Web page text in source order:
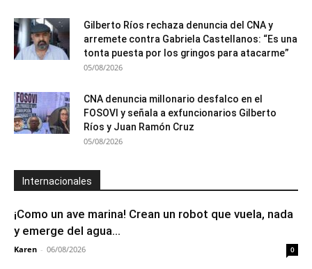
Gilberto Ríos rechaza denuncia del CNA y
arremete contra Gabriela Castellanos: “Es una
tonta puesta por los gringos para atacarme”
05/08/2026
CNA denuncia millonario desfalco en el
FOSOVI y señala a exfuncionarios Gilberto
Ríos y Juan Ramón Cruz
05/08/2026
Internacionales
¡Como un ave marina! Crean un robot que vuela, nada
y emerge del agua...
Karen - 06/08/2026 0